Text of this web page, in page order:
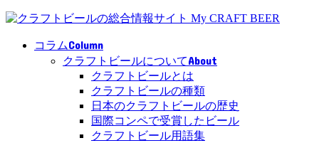
コラムColumn
クラフトビールについてAbout
クラフトビールとは
クラフトビールの種類
日本のクラフトビールの歴史
国際コンペで受賞したビール
クラフトビール用語集